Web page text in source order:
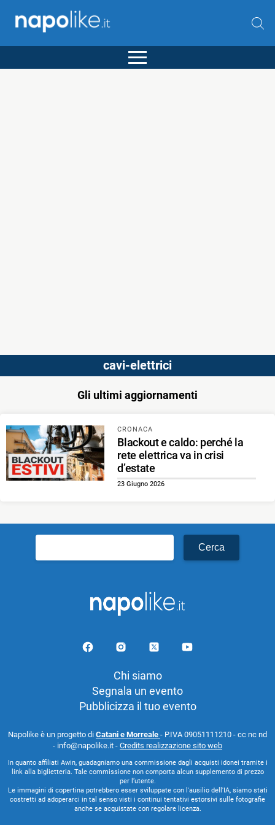
cavi-elettrici
Gli ultimi aggiornamenti
CRONACA
Blackout e caldo: perché la
rete elettrica va in crisi
d’estate
23 Giugno 2026
per:
Chi siamo
Segnala un evento
Pubblicizza il tuo evento
Napolike è un progetto di Catani e Morreale - P.IVA 09051111210 - cc nc nd
- info@napolike.it - Credits realizzazione sito web
In quanto affiliati Awin, guadagniamo una commissione dagli acquisti idonei tramite i
link alla biglietteria. Tale commissione non comporta alcun supplemento di prezzo
per l’utente.
Le immagini di copertina potrebbero esser sviluppate con l'ausilio dell'IA, siamo stati
costretti ad adoperarci in tal senso visti i continui tentativi estorsivi sulle fotografie
anche se acquistate con regolare licenza.